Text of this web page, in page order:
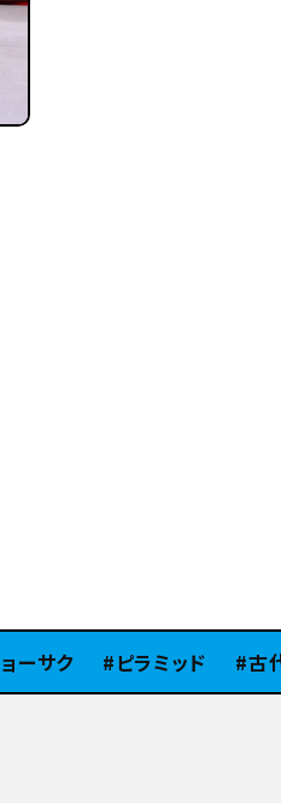
サク ピラミッド 古代